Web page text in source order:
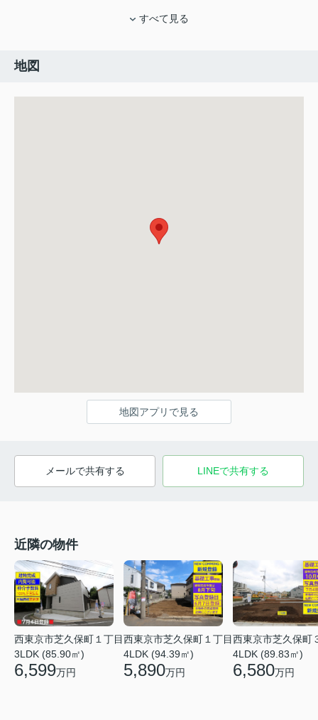
すべて見る
地図
地図アプリで見る
メールで共有する LINEで共有する
近隣の物件
西東京市芝久保町１丁目
3LDK (85.90㎡)
6,599万円
西東京市芝久保町１丁目
4LDK (94.39㎡)
5,890万円
西東京市芝久保町
4LDK (89.83㎡)
6,580万円